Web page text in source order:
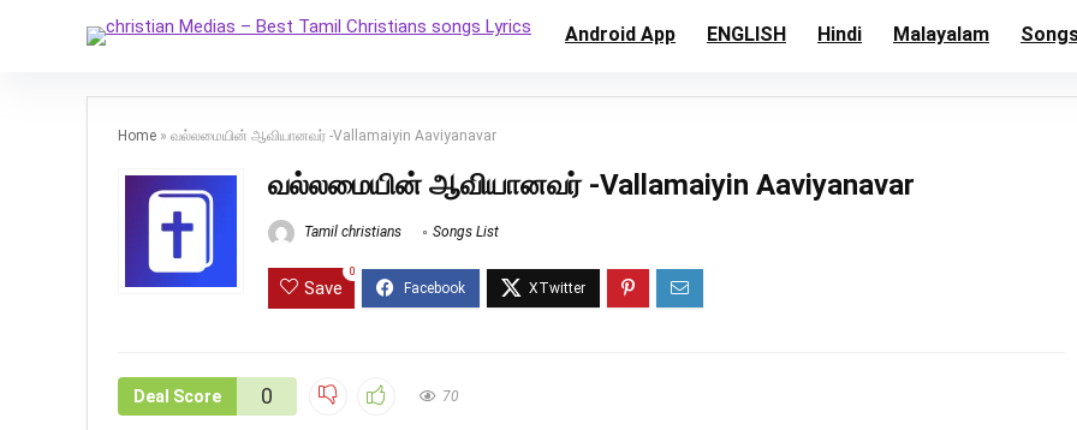
Android App ENGLISH Hindi Malayalam
Home » வல்லமையின் ஆவியானவர் -Vallamaiyin Aaviyanavar
வல்லமையின் ஆவியானவர் -Vallamaiyin Aaviyanavar
Tamil christians Songs List
Save
0
Deal Score 0 70